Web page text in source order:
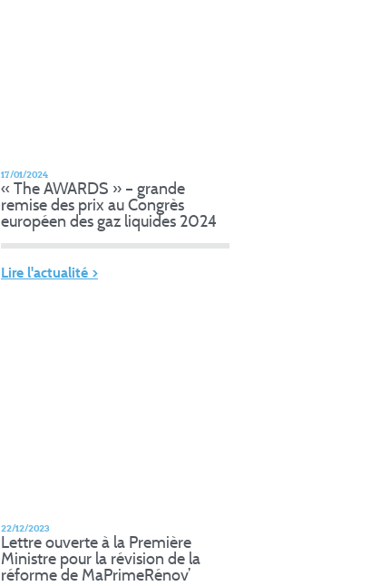
17/01/2024
« The AWARDS » – grande
remise des prix au Congrès
européen des gaz liquides 2024
Lire l'actualité >
22/12/2023
Lettre ouverte à la Première
Ministre pour la révision de la
réforme de MaPrimeRénov’